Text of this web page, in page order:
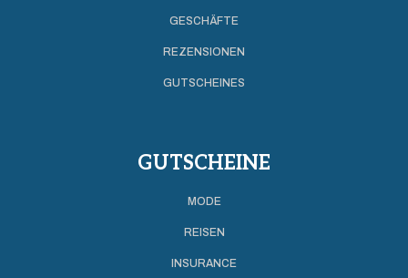
GESCHÄFTE
REZENSIONEN
GUTSCHEINES
GUTSCHEINE
MODE
REISEN
INSURANCE